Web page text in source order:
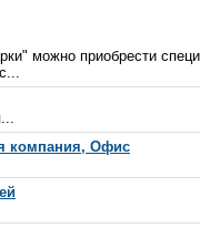
можно приобрести
компания, Офис